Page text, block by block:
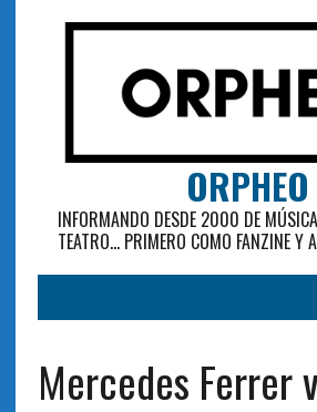
ORPHEO
INFORMANDO DESDE 2000 DE
TEATRO... PRIMERO COMO FANZINE Y
Mercedes Ferrer